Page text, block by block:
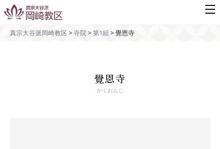
真宗大谷派岡崎教区 >寺院>第1組 >覺恩寺
覺恩寺
かくおんじ